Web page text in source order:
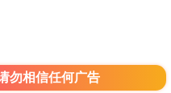
勿相信任何广告